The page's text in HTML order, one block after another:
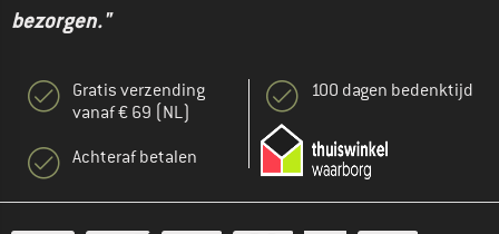
bezorgen."
Gratis verzending
vanaf € 69 (NL)
Achteraf betalen
100 dagen bedenktijd